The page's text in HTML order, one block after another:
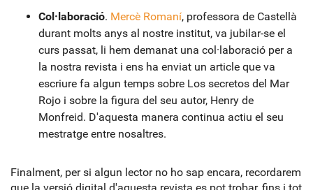
Col·laboració. Mercè Romaní, professora de Castellà
durant molts anys al nostre institut, va jubilar-se el
curs passat, li hem demanat una col·laboració per a
la nostra revista i ens ha enviat un article que va
escriure fa algun temps sobre Los secretos del Mar
Rojo i sobre la figura del seu autor, Henry de
Monfreid. D'aquesta manera continua actiu el seu
mestratge entre nosaltres.
Finalment, per si algun lector no ho sap encara, recordarem